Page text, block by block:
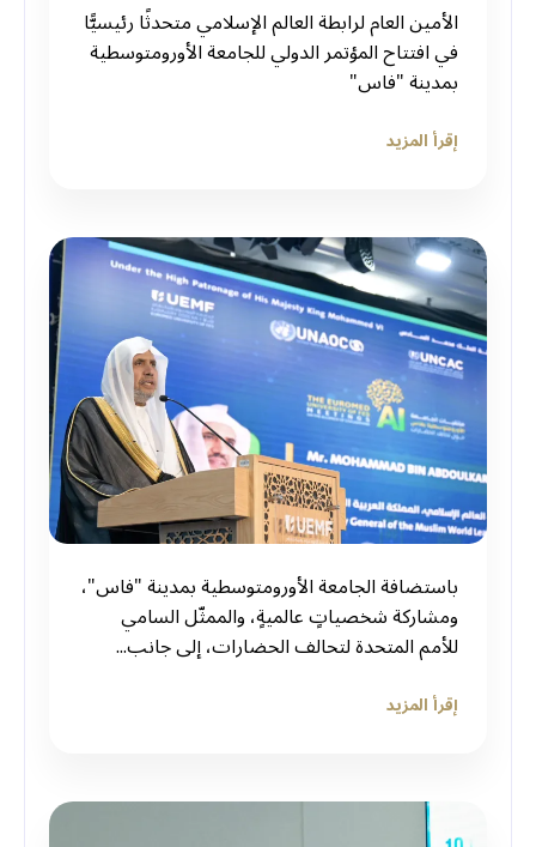
الأمين العام لرابطة العالم الإسلامي متحدثًا رئيسيًّا
في افتتاح المؤتمر الدولي للجامعة الأورومتوسطية
بمدينة "فاس"
إقرأ المزيد
باستضافة الجامعة الأورومتوسطية بمدينة "فاس"،
ومشاركة شخصياتٍ عالميةٍ، والممثّل السامي
للأمم المتحدة لتحالف الحضارات، إلى جانب...
إقرأ المزيد